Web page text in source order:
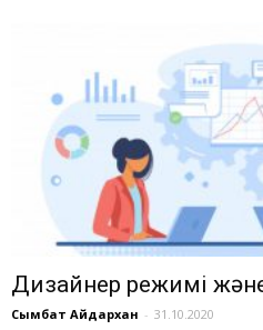
Ди­зай­нер ре­жи­мі
Сымбат Айдархан - 31.10.2020